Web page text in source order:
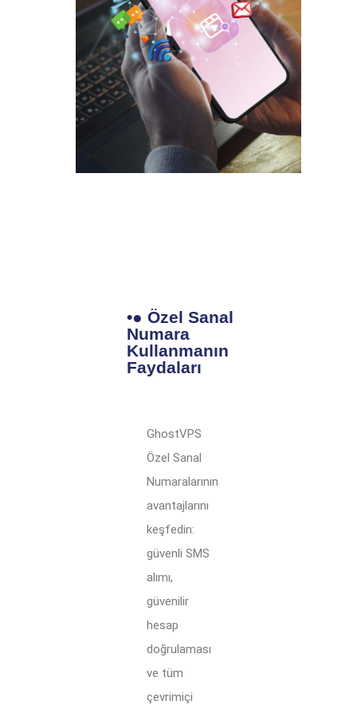
•● Özel Sanal
Numara
Kullanmanın
Faydaları
GhostVPS
Özel Sanal
Numaralarının
avantajlarını
keşfedin:
güvenli SMS
alımı,
güvenilir
hesap
doğrulaması
ve tüm
çevrimiçi